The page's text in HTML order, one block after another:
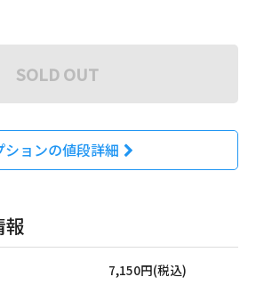
SOLD OUT
ションの値段詳細
報
7,150円(税込)